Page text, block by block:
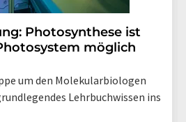
Photosynthese ist
möglich
um den Molekularbiologen
Lehrbuchwissen ins